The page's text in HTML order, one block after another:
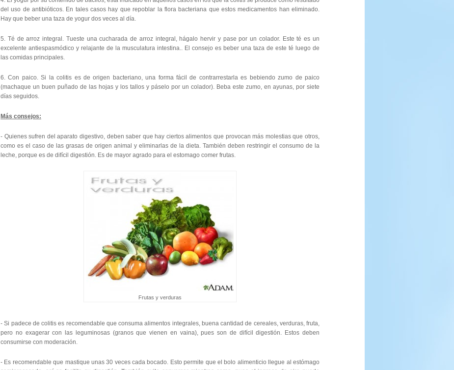
del uso de antibióticos. En tales casos hay que repoblar la flora bacteriana que estos medicamentos han eliminado.
Hay que beber una taza de yogur dos veces al día.
5. Té de arroz integral. Tueste una cucharada de arroz integral, hágalo hervir y pase por un colador. Este té es un
excelente antiespasmódico y relajante de la musculatura intestina.. El consejo es beber una taza de este té luego de
las comidas principales.
6. Con paico. Si la colitis es de origen bacteriano, una forma fácil de contrarrestarla es bebiendo zumo de paico
(machaque un buen puñado de las hojas y los tallos y páselo por un colador). Beba este zumo, en ayunas, por siete
días seguidos.
Más consejos:
- Quienes sufren del aparato digestivo, deben saber que hay ciertos alimentos que provocan más molestias que otros,
como es el caso de las grasas de origen animal y eliminarlas de la dieta. También deben restringir el consumo de la
leche, porque es de difícil digestión. Es de mayor agrado para el estomago comer frutas.
Frutas y verduras
- Si padece de colitis es recomendable que consuma alimentos integrales, buena cantidad de cereales, verduras, fruta,
pero no exagerar con las leguminosas (granos que vienen en vaina), pues son de difícil digestión. Estos deben
consumirse con moderación.
- Es recomendable que mastique unas 30 veces cada bocado. Esto permite que el bolo alimenticio llegue al estómago